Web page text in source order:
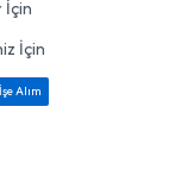
İçin
İşe Alım